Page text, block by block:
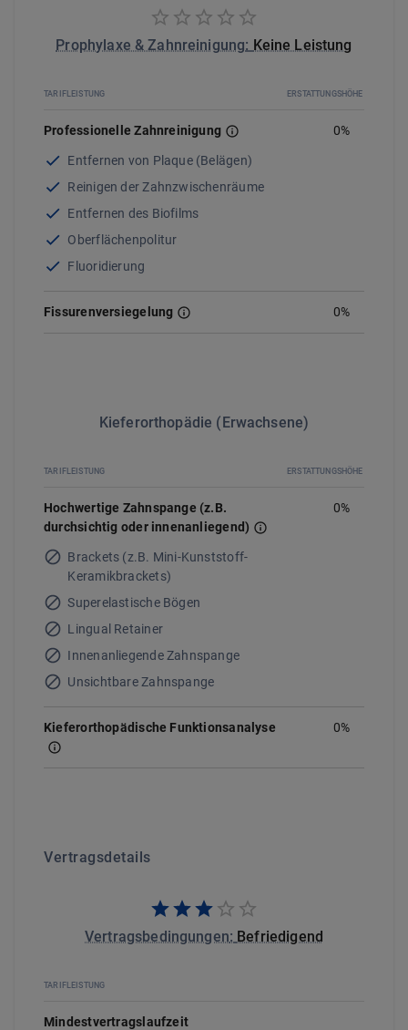
Prophylaxe & Zahnreinigung: Keine Leistung
TARIFLEISTUNG ERSTATTUNGSHÖHE
Professionelle Zahnreinigung
Entfernen von Plaque (Belägen)
Reinigen der Zahnzwischenräume
Entfernen des Biofilms
Oberflächenpolitur
Fluoridierung
0%
Fissurenversiegelung 0%
Kieferorthopädie (Erwachsene)
TARIFLEISTUNG ERSTATTUNGSHÖHE
Hochwertige Zahnspange (z.B.
durchsichtig oder innenanliegend)
Brackets (z.B. Mini-Kunststoff-
Keramikbrackets)
Superelastische Bögen
Lingual Retainer
Innenanliegende Zahnspange
Unsichtbare Zahnspange
0%
Kieferorthopädische Funktionsanalyse 0%
Vertragsdetails
Vertragsbedingungen: Befriedigend
TARIFLEISTUNG
Mindestvertragslaufzeit